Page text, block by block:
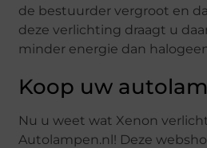
de bestuurder vergroot en
deze verlichting draagt u
minder energie dan
Koop uw
Nu u weet wat Xenon
Autolampen.nl! Deze